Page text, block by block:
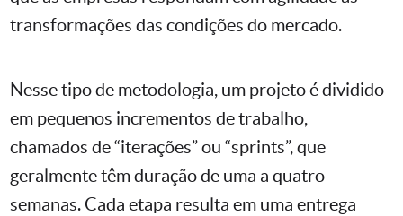
transformações das condições do mercado.
Nesse tipo de metodologia, um projeto é dividido
em pequenos incrementos de trabalho,
chamados de “iterações” ou “sprints”, que
geralmente têm duração de uma a quatro
semanas. Cada etapa resulta em uma entrega